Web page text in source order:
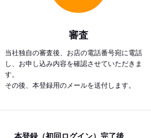
審査
当社独自の審査後、お店の電話番号宛に電話
し、お申し込み内容を確認させていただきま
す。
その後、本登録用のメールを送付します。